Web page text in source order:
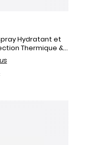
Hydratant et
Thermique &...